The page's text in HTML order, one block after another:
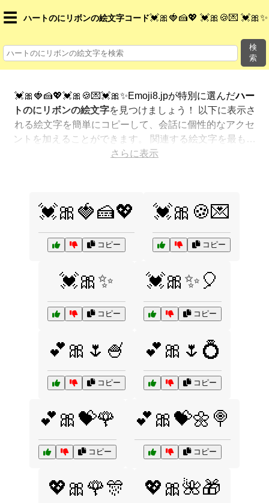
☰ ハートのにリボンの絵文字コード 💓🎀🍓🍰💖 💓🎀🍪💌 💓🎀✨
検
索
💓🎀🍓🍰💖💓🎀🍪💌💓🎀✨Emoji8.jpが特別に選んだハー
トのにリボンの絵文字を見つけましょう！ 以下に表示さ
れる絵文字を簡単にコピーして、会話に個性的なアクセ
ントを加えることができます。 関連する絵文字を最も人
気のある順に表示しました。さらに多くのオプションが
さらに表示
💓🎀🍓🍰💖
コピー
💓🎀🍪💌
コピー
💓🎀✨
コピー
💓🎀✨🎈
コピー
💕🎀🌷🍧
コピー
💕🎀🌷💍
コピー
💕🎀💝🌹
コピー
💕🎀💝🌼🍭
コピー
💖🎀🌹🎊 💖🎀🌺🎁